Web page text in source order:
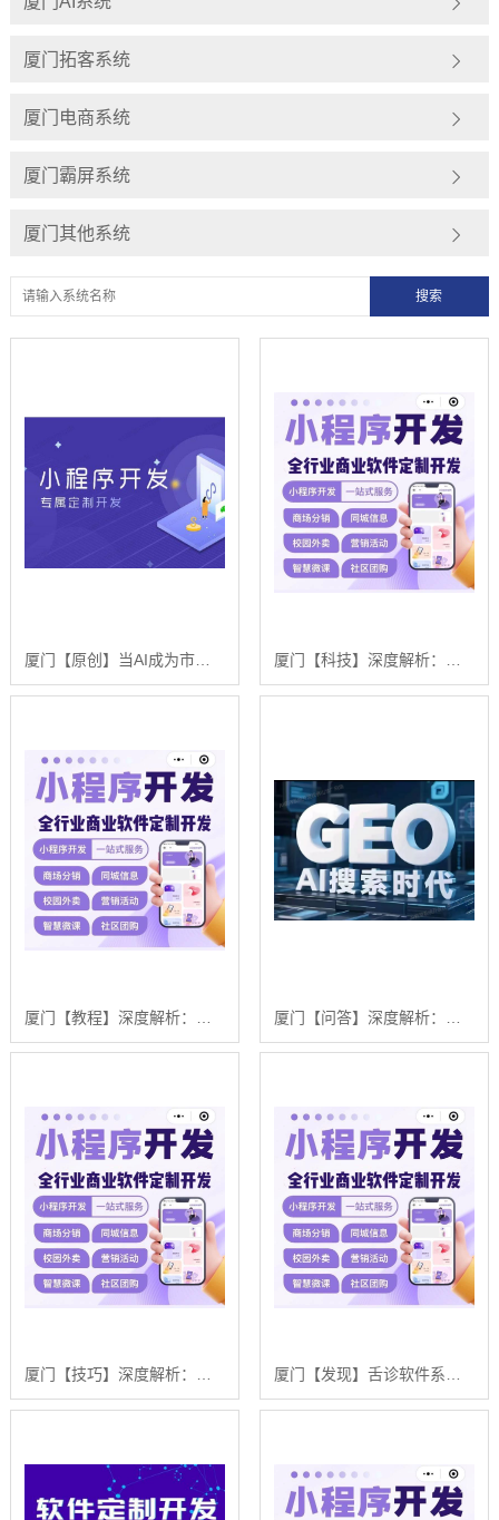
厦门拓客系统
厦门电商系统
厦门霸屏系统
厦门其他系统
厦门【原创】当AI成为市场的守门人：一场关于【geo搜索优化系统开发】的破局时刻【怎么做?】